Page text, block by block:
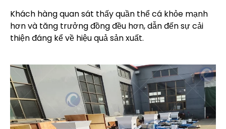
Khách hàng quan sát thấy quần thể cá khỏe mạnh
hơn và tăng trưởng đồng đều hơn, dẫn đến sự cải
thiện đáng kể về hiệu quả sản xuất.